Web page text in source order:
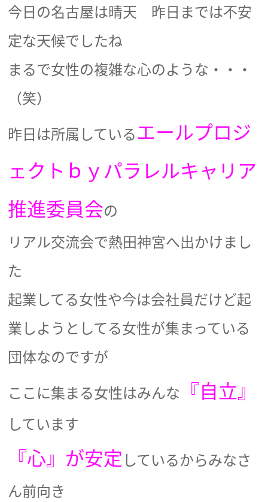
今日の名古屋は晴天 昨日までは不安
定な天候でしたね
まるで女性の複雑な心のような・・・
（笑）
昨日は所属しているエールプロジ
ェクトｂｙパラレルキャリア
推進委員会の
リアル交流会で熱田神宮へ出かけまし
た
起業してる女性や今は会社員だけど起
業しようとしてる女性が集まっている
団体なのですが
ここに集まる女性はみんな 『自立』
しています
『心』が安定 しているからみなさ
ん前向き